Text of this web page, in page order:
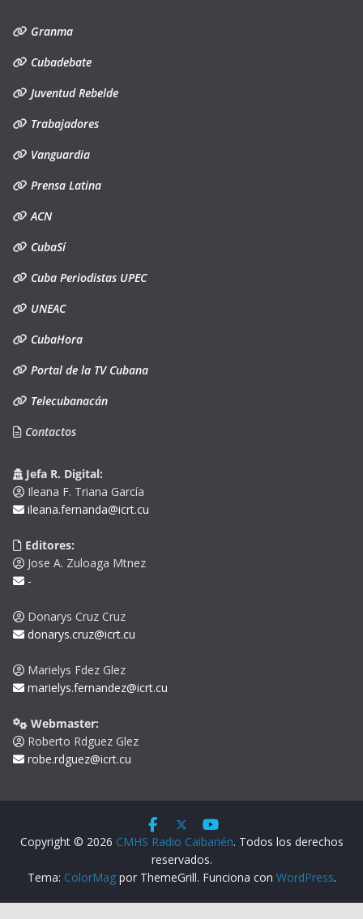
Granma
Cubadebate
Juventud Rebelde
Trabajadores
Vanguardia
Prensa Latina
ACN
CubaSí
Cuba Periodistas UPEC
UNEAC
CubaHora
Portal de la TV Cubana
Telecubanacán
Contactos
Jefa R. Digital:
Ileana F. Triana García
ileana.fernanda@icrt.cu
Editores:
Jose A. Zuloaga Mtnez
-
Donarys Cruz Cruz
donarys.cruz@icrt.cu
Marielys Fdez Glez
marielys.fernandez@icrt.cu
Webmaster:
Roberto Rdguez Glez
robe.rdguez@icrt.cu
Copyright © 2026 CMHS Radio Caibarién. Todos los derechos
reservados.
Tema: ColorMagpor ThemeGrill. Funciona con WordPress.